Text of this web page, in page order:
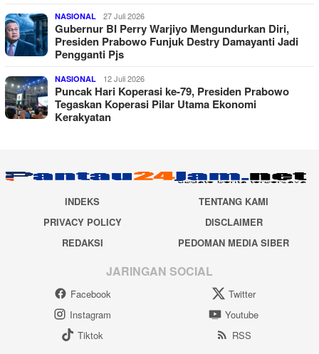
NASIONAL 27 Juli 2026
Gubernur BI Perry Warjiyo Mengundurkan Diri,
Presiden Prabowo Funjuk Destry Damayanti Jadi
Pengganti Pjs
NASIONAL 12 Juli 2026
Puncak Hari Koperasi ke-79, Presiden Prabowo
Tegaskan Koperasi Pilar Utama Ekonomi
Kerakyatan
INDEKS
TENTANG KAMI
PRIVACY POLICY
DISCLAIMER
REDAKSI
PEDOMAN MEDIA SIBER
JARINGAN SOCIAL
Facebook
Twitter
Instagram
Youtube
Tiktok
RSS